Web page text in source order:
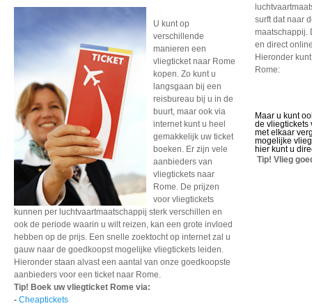
U kunt op
verschillende
manieren een
vliegticket naar Rome
kopen. Zo kunt u
langsgaan bij een
reisbureau bij u in de
buurt, maar ook via
internet kunt u heel
gemakkelijk uw ticket
boeken. Er zijn vele
aanbieders van
vliegtickets naar
Rome. De prijzen
voor vliegtickets
kunnen per luchtvaartmaatschappij sterk verschillen en
ook de periode waarin u wilt reizen, kan een grote invloed
hebben op de prijs. Een snelle zoektocht op internet zal u
gauw naar de goedkoopst mogelijke vliegtickets leiden.
Hieronder staan alvast een aantal van onze goedkoopste
aanbieders voor een ticket naar Rome.
Tip! Boek uw vliegticket Rome via:
- Cheaptickets
surft dat naar
maatschappij.
en direct
Hieronder
Rome:
Maar u kunt
de vliegtickets
met elkaar
mogelijke
hier kunt u
Tip! Vlieg